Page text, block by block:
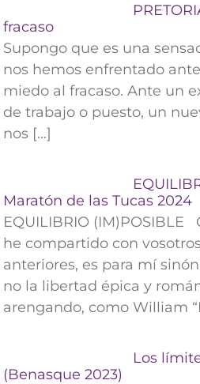
fracaso
Supongo que es una
nos hemos enfrentado
miedo al fracaso. Ante un
de trabajo o puesto, un
nos [...]
Maratón de las Tucas 2024
EQUILIBRIO (IM)POSIBLE
he compartido con
anteriores, es para mí
no la libertad épica y
arengando, como William
Los
(Benasque 2023)